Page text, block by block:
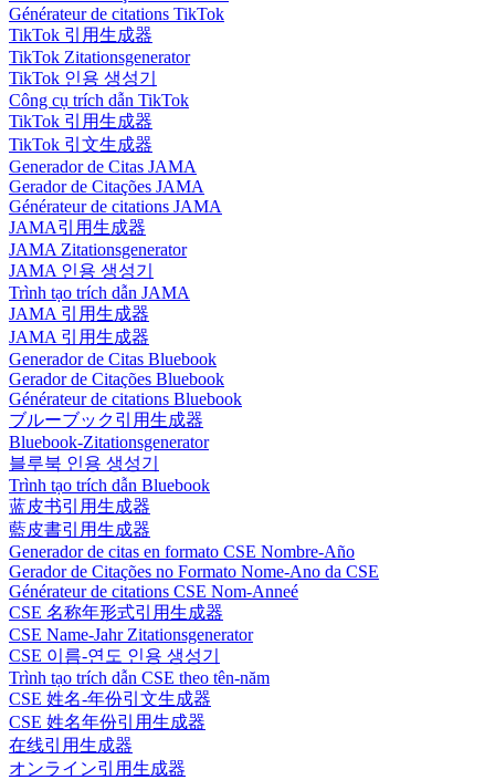
Générateur de citations TikTok
TikTok 引用生成器
TikTok Zitationsgenerator
TikTok 인용 생성기
Công cụ trích dẫn TikTok
TikTok 引用生成器
TikTok 引文生成器
Generador de Citas JAMA
Gerador de Citações JAMA
Générateur de citations JAMA
JAMA引用生成器
JAMA Zitationsgenerator
JAMA 인용 생성기
Trình tạo trích dẫn JAMA
JAMA 引用生成器
JAMA 引用生成器
Generador de Citas Bluebook
Gerador de Citações Bluebook
Générateur de citations Bluebook
ブルーブック引用生成器
Bluebook-Zitationsgenerator
블루북 인용 생성기
Trình tạo trích dẫn Bluebook
蓝皮书引用生成器
藍皮書引用生成器
Generador de citas en formato CSE Nombre-Año
Gerador de Citações no Formato Nome-Ano da CSE
Générateur de citations CSE Nom-Anneé
CSE 名称年形式引用生成器
CSE Name-Jahr Zitationsgenerator
CSE 이름-연도 인용 생성기
Trình tạo trích dẫn CSE theo tên-năm
CSE 姓名-年份引文生成器
CSE 姓名年份引用生成器
在线引用生成器
オンライン引用生成器